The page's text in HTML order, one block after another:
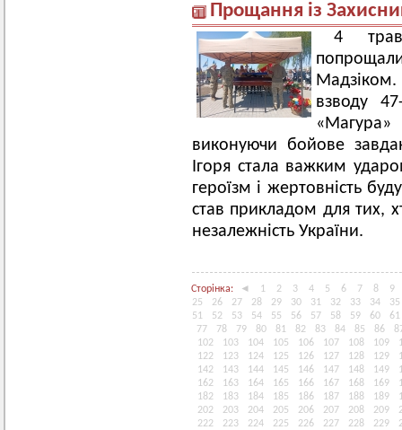
Прощання із
4
взводу
виконуючи бойове
Ігоря стала важким
героїзм і жертовність
став прикладом для тих,
незалежність України.
Сторінка: ◄ 1 2 3 4 5 6 7 8
9
25
26 27 28 29 30 31 32 33 34
35
51
52 53 54 55 56 57 58 59 60
61
77
78 79 80 81 82 83 84 85 86
102
103 104 105 106 107 108 109
122
123 124 125 126 127 128 129
142
143 144 145 146 147 148 149
162
163 164 165 166 167 168 169
182
183 184 185 186 187 188 189
202
203 204 205 206 207 208 209
222
223 224 225 226 227 228 229